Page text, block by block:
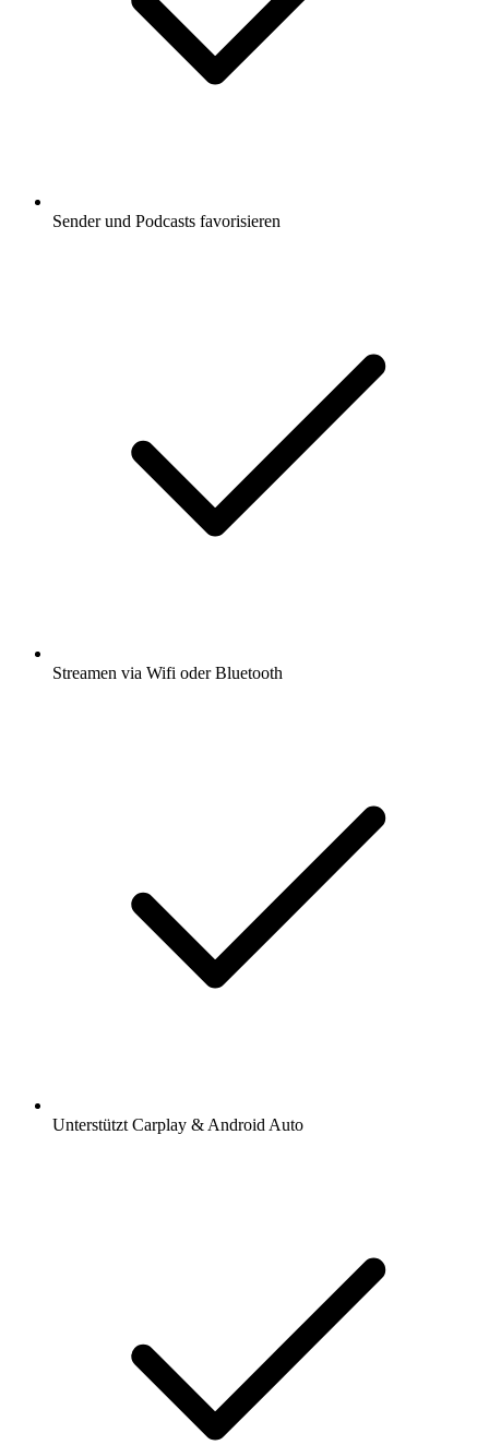
Sender und Podcasts favorisieren
Streamen via Wifi oder Bluetooth
Unterstützt Carplay & Android Auto